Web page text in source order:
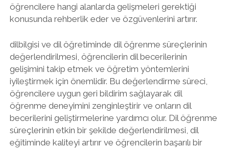
öğrencilere hangi alanlarda gelişmeleri gerektiği
konusunda rehberlik eder ve özgüvenlerini artırır.
dilbilgisi ve dil öğretiminde dil öğrenme süreçlerinin
değerlendirilmesi, öğrencilerin dil becerilerinin
gelişimini takip etmek ve öğretim yöntemlerini
iyileştirmek için önemlidir. Bu değerlendirme süreci,
öğrencilere uygun geri bildirim sağlayarak dil
öğrenme deneyimini zenginleştirir ve onların dil
becerilerini geliştirmelerine yardımcı olur. Dil öğrenme
süreçlerinin etkin bir şekilde değerlendirilmesi, dil
eğitiminde kaliteyi artırır ve öğrencilerin başarılı bir